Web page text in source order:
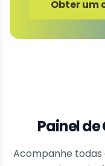
Obter um
Painel
Acompanhe todas